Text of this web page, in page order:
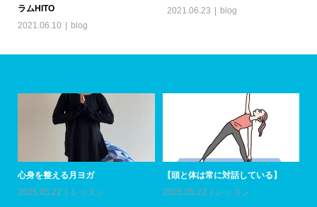
ラムHITO
2021.06.10
blog
2021.06.23
blog
アーユルヴェーダトリートメント参
加者とセラピストデビューの方...